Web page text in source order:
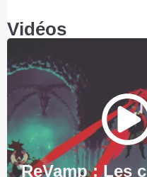
Vidéos
ReVamp : Les